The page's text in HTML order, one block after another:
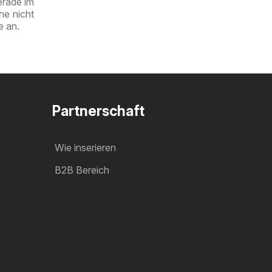
nicht
an.
Partnerschaft
Wie inserieren
B2B Bereich